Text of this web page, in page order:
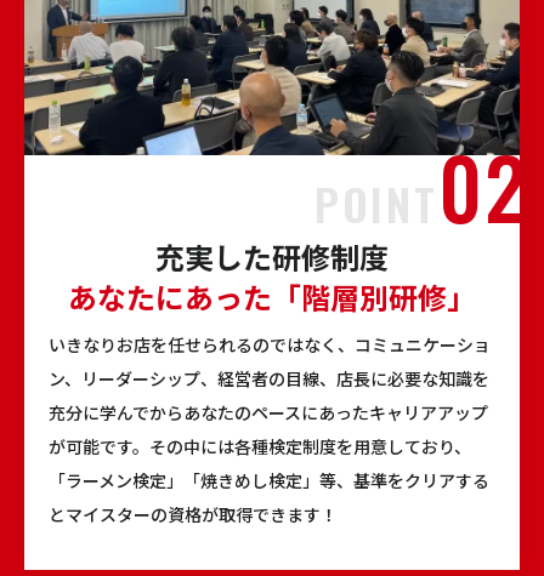
POINT
充実した研修制度
あなたにあった「階層別研修」
いきなりお店を任せられるのではなく、コミュニケーショ
ン、リーダーシップ、経営者の目線、店長に必要な知識を
充分に学んでからあなたのペースにあったキャリアアップ
が可能です。その中には各種検定制度を用意しており、
「ラーメン検定」「焼きめし検定」等、基準をクリアする
とマイスターの資格が取得できます！